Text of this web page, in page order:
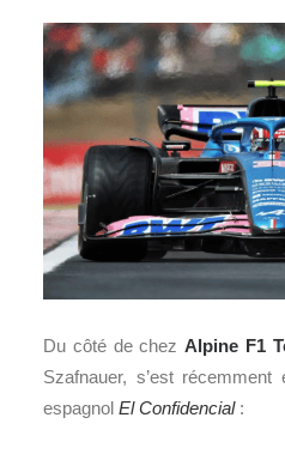
Du côté de chezAlpine F1
Szafnauer, s’est
espagnol El Confidencial: